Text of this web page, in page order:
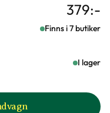
379:-
Finns i 7 butiker
I lager